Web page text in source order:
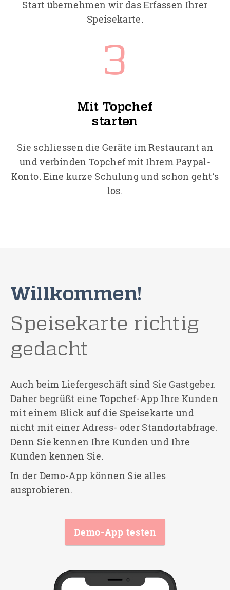
Start übernehmen wir das Erfassen Ihrer
Speisekarte.
3
Mit Topchef
starten
Sie schliessen die Geräte im Restaurant an
und verbinden Topchef mit Ihrem Paypal-
Konto. Eine kurze Schulung und schon geht’s
los.
Willkommen!
Speisekarte richtig
gedacht
Auch beim Liefergeschäft sind Sie Gastgeber.
Daher begrüßt eine Topchef-App Ihre Kunden
mit einem Blick auf die Speisekarte und
nicht mit einer Adress- oder Standortabfrage.
Denn Sie kennen Ihre Kunden und Ihre
Kunden kennen Sie.
In der Demo-App können Sie alles
ausprobieren.
Demo-App testen